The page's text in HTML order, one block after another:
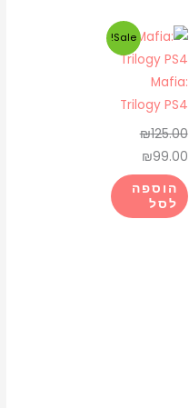
Mafia:
Trilogy PS4
Sale!
₪125.00
המחיר
המקורי
היה:
₪125.00.
₪99.00
המחיר
הנוכחי
₪99.00.
הוספה
לסל